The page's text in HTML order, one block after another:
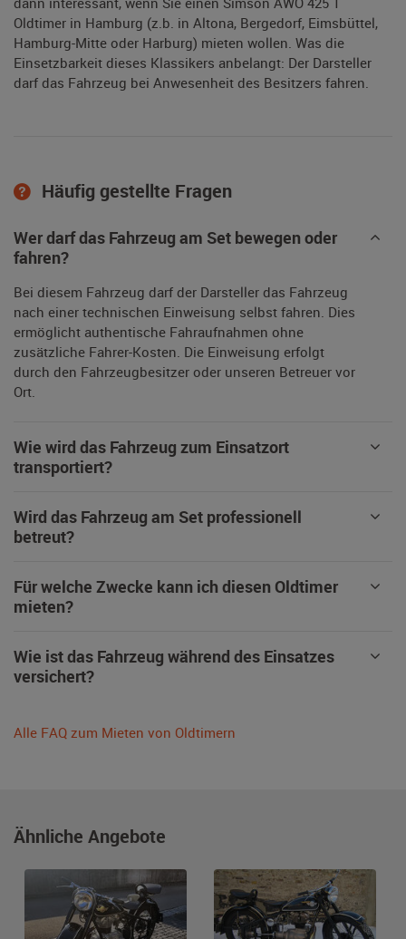
Oldtimer in Hamburg (z.b. in Altona, Bergedorf, Eimsbüttel,
Hamburg-Mitte oder Harburg) mieten wollen. Was die
Einsetzbarkeit dieses Klassikers anbelangt: Der Darsteller
darf das Fahrzeug bei Anwesenheit des Besitzers fahren.
Häufig gestellte Fragen
Wer darf das Fahrzeug am Set bewegen oder
fahren?
Bei diesem Fahrzeug darf der Darsteller das Fahrzeug
nach einer technischen Einweisung selbst fahren. Dies
ermöglicht authentische Fahraufnahmen ohne
zusätzliche Fahrer-Kosten. Die Einweisung erfolgt
durch den Fahrzeugbesitzer oder unseren Betreuer vor
Ort.
Wie wird das Fahrzeug zum Einsatzort
transportiert?
Wird das Fahrzeug am Set professionell
betreut?
Für welche Zwecke kann ich diesen Oldtimer
mieten?
Wie ist das Fahrzeug während des Einsatzes
versichert?
Alle FAQ zum Mieten von Oldtimern
Ähnliche Angebote